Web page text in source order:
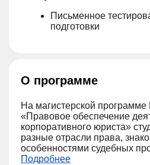
Письменное
подготовки
О программе
На магистерской
«Правовое обеспечение
корпоративного юриста»
разные отрасли права,
особенностями судебных
Подробнее